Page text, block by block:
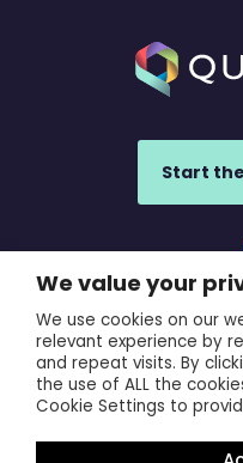
Start
UK Office: Questline UK,
France Office: Questline
la Jasse, Villeneuve-les-
We value your
We use cookies on our
relevant experience by
and repeat visits. By
the use of ALL the
Cookie Settings to